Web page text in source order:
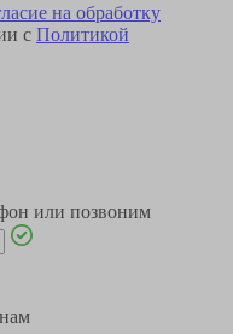
на обработку
с Политикой
или позвоним